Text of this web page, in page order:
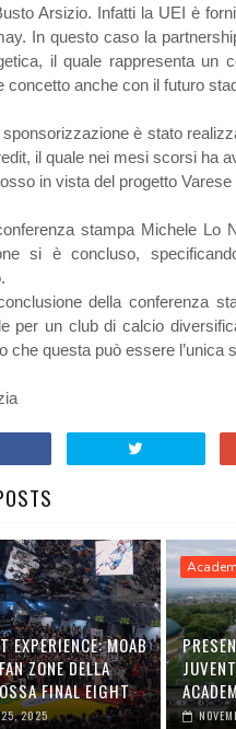
Arsizio. Infatti la UEI è
In questo caso la
il quale rappresenta un
concetto anche con il futuro
sponsorizzazione è stato
il quale nei mesi scorsi ha
in vista del progetto Varese
stampa Michele Lo
si è concluso,
della conferenza
per un club di calcio
che questa può essere l’unica
EXPERIENCE: MOAB
ZONE DELLA
FINAL EIGHT
25, 2025